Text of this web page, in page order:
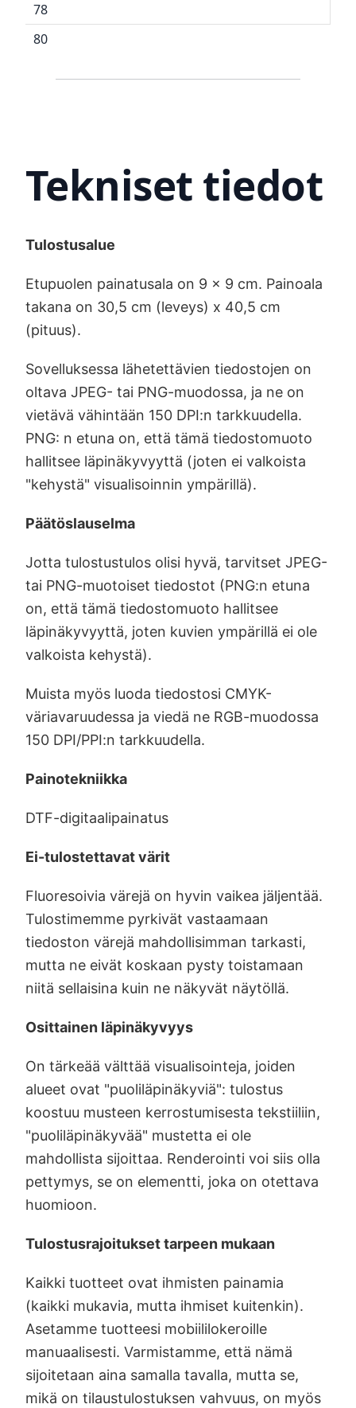
78
80
Tekniset tiedot
Tulostusalue
Etupuolen painatusala on 9 x 9 cm. Painoala
takana on 30,5 cm (leveys) x 40,5 cm
(pituus).
Sovelluksessa lähetettävien tiedostojen on
oltava JPEG- tai PNG-muodossa, ja ne on
vietävä vähintään 150 DPI:n tarkkuudella.
PNG: n etuna on, että tämä tiedostomuoto
hallitsee läpinäkyvyyttä (joten ei valkoista
"kehystä" visualisoinnin ympärillä).
Päätöslauselma
Jotta tulostustulos olisi hyvä, tarvitset JPEG-
tai PNG-muotoiset tiedostot (PNG:n etuna
on, että tämä tiedostomuoto hallitsee
läpinäkyvyyttä, joten kuvien ympärillä ei ole
valkoista kehystä).
Muista myös luoda tiedostosi CMYK-
väriavaruudessa ja viedä ne RGB-muodossa
150 DPI/PPI:n tarkkuudella.
Painotekniikka
DTF-digitaalipainatus
Ei-tulostettavat värit
Fluoresoivia värejä on hyvin vaikea jäljentää.
Tulostimemme pyrkivät vastaamaan
tiedoston värejä mahdollisimman tarkasti,
mutta ne eivät koskaan pysty toistamaan
niitä sellaisina kuin ne näkyvät näytöllä.
Osittainen läpinäkyvyys
On tärkeää välttää visualisointeja, joiden
alueet ovat "puoliläpinäkyviä": tulostus
koostuu musteen kerrostumisesta tekstiiliin,
"puoliläpinäkyvää" mustetta ei ole
mahdollista sijoittaa. Renderointi voi siis olla
pettymys, se on elementti, joka on otettava
huomioon.
Tulostusrajoitukset tarpeen mukaan
Kaikki tuotteet ovat ihmisten painamia
(kaikki mukavia, mutta ihmiset kuitenkin).
Asetamme tuotteesi mobiililokeroille
manuaalisesti. Varmistamme, että nämä
sijoitetaan aina samalla tavalla, mutta se,
mikä on tilaustulostuksen vahvuus, on myös